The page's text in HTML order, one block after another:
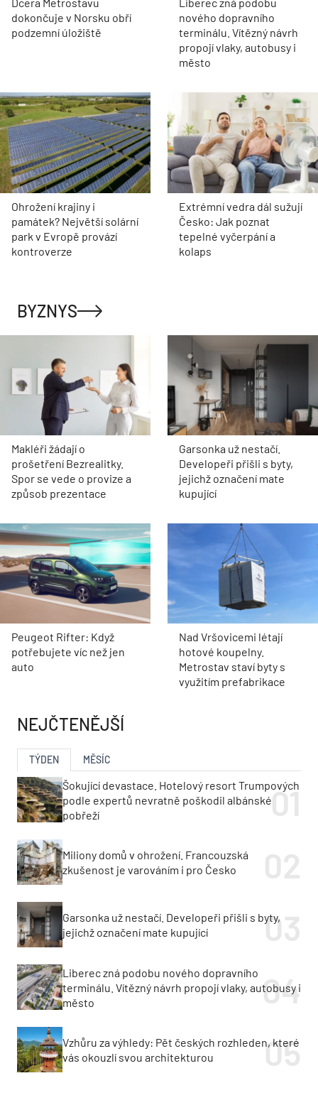
Dcera Metrostavu
dokončuje v Norsku obří
podzemní úložiště
Liberec zná podobu
nového dopravního
terminálu. Vítězný návrh
propojí vlaky, autobusy i
město
Ohrožení krajiny i
památek? Největší solární
park v Evropě provází
kontroverze
Extrémní vedra dál sužují
Česko: Jak poznat
tepelné vyčerpání a
kolaps
BYZNYS
Makléři žádají o
prošetření Bezrealitky.
Spor se vede o provize a
způsob prezentace
Garsonka už nestačí.
Developeři přišli s byty,
jejichž označení mate
kupující
Peugeot Rifter: Když
potřebujete víc než jen
auto
Nad Vršovicemi létají
hotové koupelny.
Metrostav staví byty s
využitím prefabrikace
NEJČTENĚJŠÍ
TÝDEN MĚSÍC
Šokující devastace. Hotelový resort Trumpových
podle expertů nevratně poškodil albánské
pobřeží
Miliony domů v ohrožení. Francouzská
zkušenost je varováním i pro Česko
Garsonka už nestačí. Developeři přišli s byty,
jejichž označení mate kupující
Liberec zná podobu nového dopravního
terminálu. Vítězný návrh propojí vlaky, autobusy i
město
Vzhůru za výhledy: Pět českých rozhleden, které
vás okouzlí svou architekturou